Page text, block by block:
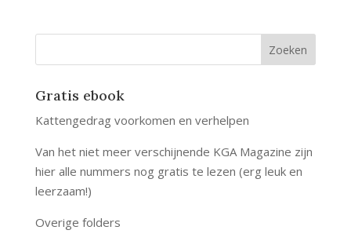
Gratis ebook
Kattengedrag voorkomen en verhelpen
Van het niet meer verschijnende KGA Magazine zijn
hier alle nummers nog gratis te lezen (erg leuk en
leerzaam!)
Overige folders